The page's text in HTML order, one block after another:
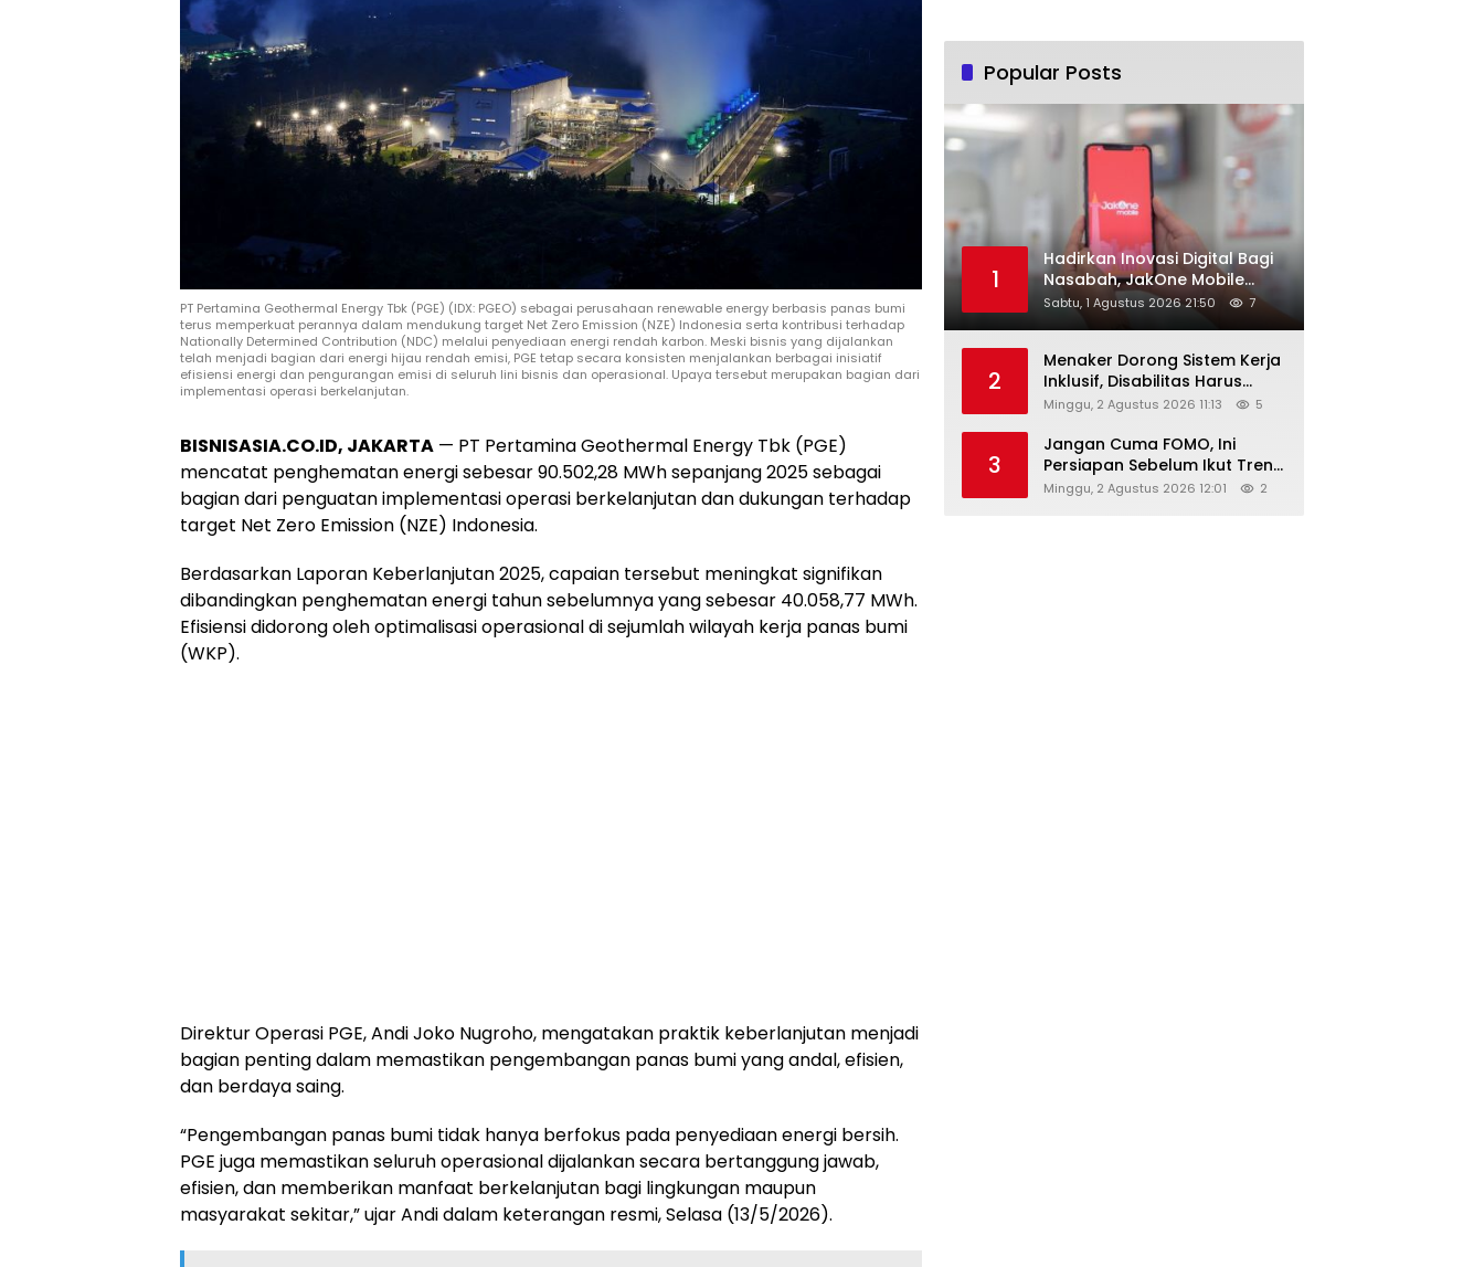
PT Pertamina Geothermal Energy Tbk (PGE) (IDX: PGEO) sebagai perusahaan renewable energy berbasis panas bumi
terus memperkuat perannya dalam mendukung target Net Zero Emission (NZE) Indonesia serta kontribusi terhadap
Nationally Determined Contribution (NDC) melalui penyediaan energi rendah karbon. Meski bisnis yang dijalankan
telah menjadi bagian dari energi hijau rendah emisi, PGE tetap secara konsisten menjalankan berbagai inisiatif
efisiensi energi dan pengurangan emisi di seluruh lini bisnis dan operasional. Upaya tersebut merupakan bagian dari
implementasi operasi berkelanjutan.
BISNISASIA.CO.ID, JAKARTA — PT Pertamina Geothermal Energy Tbk (PGE)
mencatat penghematan energi sebesar 90.502,28 MWh sepanjang 2025 sebagai
bagian dari penguatan implementasi operasi berkelanjutan dan dukungan terhadap
target Net Zero Emission (NZE) Indonesia.
Berdasarkan Laporan Keberlanjutan 2025, capaian tersebut meningkat signifikan
dibandingkan penghematan energi tahun sebelumnya yang sebesar 40.058,77 MWh.
Efisiensi didorong oleh optimalisasi operasional di sejumlah wilayah kerja panas bumi
(WKP).
Direktur Operasi PGE, Andi Joko Nugroho, mengatakan praktik keberlanjutan menjadi
bagian penting dalam memastikan pengembangan panas bumi yang andal, efisien,
dan berdaya saing.
“Pengembangan panas bumi tidak hanya berfokus pada penyediaan energi bersih.
PGE juga memastikan seluruh operasional dijalankan secara bertanggung jawab,
efisien, dan memberikan manfaat berkelanjutan bagi lingkungan maupun
masyarakat sekitar,” ujar Andi dalam keterangan resmi, Selasa (13/5/2026).
Popular Posts
1
Hadirkan Inovasi Digital Bagi
Nasabah, JakOne Mobile
Antar Bank Jakarta Sukses
Raih Digital Excellence
Sabtu, 1 Agustus 2026 21:50 7
2
Menaker Dorong Sistem Kerja
Inklusif, Disabilitas Harus
Dapat Kesempatan Setara
Minggu, 2 Agustus 2026 11:13 5
3
Jangan Cuma FOMO, Ini
Persiapan Sebelum Ikut Tren
Hyrox
Minggu, 2 Agustus 2026 12:01 2